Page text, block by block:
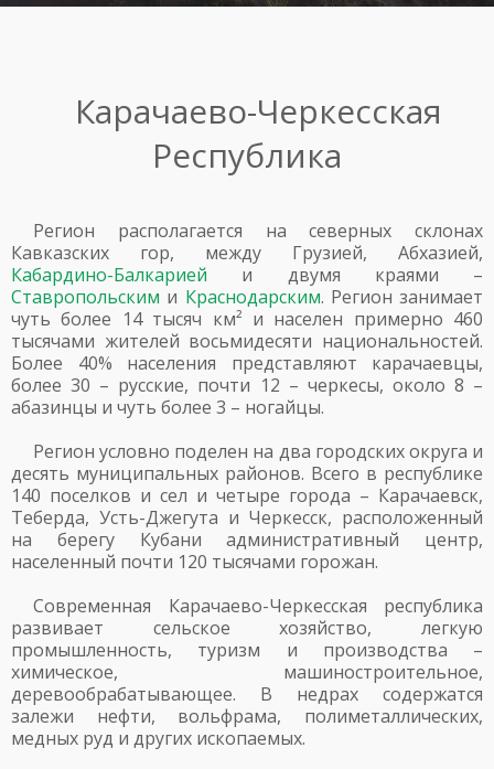
Карачаево-Черкесская
Республика
Регион располагается на северных склонах
Кавказских гор, между Грузией, Абхазией,
Кабардино-Балкарией и двумя краями –
Ставропольским и Краснодарским. Регион занимает
чуть более 14 тысяч км² и населен примерно 460
тысячами жителей восьмидесяти национальностей.
Более 40% населения представляют карачаевцы,
более 30 – русские, почти 12 – черкесы, около 8 –
абазинцы и чуть более 3 – ногайцы.
Регион условно поделен на два городских округа и
десять муниципальных районов. Всего в республике
140 поселков и сел и четыре города – Карачаевск,
Теберда, Усть-Джегута и Черкесск, расположенный
на берегу Кубани административный центр,
населенный почти 120 тысячами горожан.
Современная Карачаево-Черкесская республика
развивает сельское хозяйство, легкую
промышленность, туризм и производства –
химическое, машиностроительное,
деревообрабатывающее. В недрах содержатся
залежи нефти, вольфрама, полиметаллических,
медных руд и других ископаемых.